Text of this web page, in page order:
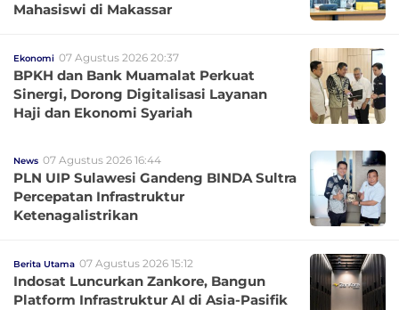
Mahasiswi di Makassar
Ekonomi 07 Agustus 2026 20:37
BPKH dan Bank Muamalat Perkuat
Sinergi, Dorong Digitalisasi Layanan
Haji dan Ekonomi Syariah
News 07 Agustus 2026 16:44
PLN UIP Sulawesi Gandeng BINDA Sultra
Percepatan Infrastruktur
Ketenagalistrikan
Berita Utama 07 Agustus 2026 15:12
Indosat Luncurkan Zankore, Bangun
Platform Infrastruktur AI di Asia-Pasifik